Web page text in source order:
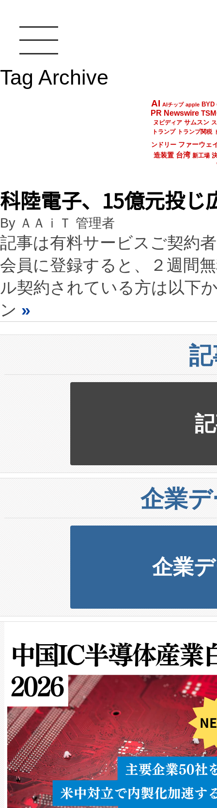
Tag Archive
AI AIチップ apple BYD
PR Newswire
ヌビディア サムスン
トランプ
トランプ関税
ンドリー ファーウェ
造装置 台湾 新工場
科陸電子、15億元投じ
By ＡＡｉＴ 管理者
記事は有料サービスご契約
会員に登録すると、２週間
ル契約されている方は以下
ン »
企業
企業